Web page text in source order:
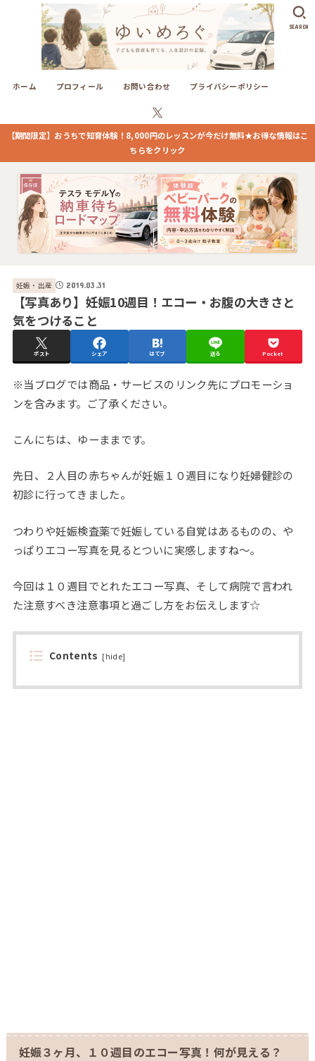
ホーム プロフィール お問い合わせ プライバシーポリシー
SEARCH
【期間限定】おうちで知育体験！8,000円のレッスンが今だけ無料★お得な情報はこ
ちらをクリック
妊娠・出産 2019.03.31
【写真あり】妊娠10週目！エコー・お腹の大きさと
気をつけること
ポスト シェア はてブ 送る Pocket
※当ブログでは商品・サービスのリンク先にプロモーショ
ンを含みます。ご了承ください。
こんにちは、ゆーままです。
先日、２人目の赤ちゃんが妊娠１０週目になり妊婦健診の
初診に行ってきました。
つわりや妊娠検査薬で妊娠している自覚はあるものの、や
っぱりエコー写真を見るとついに実感しますね～。
今回は１０週目でとれたエコー写真、そして病院で言われ
た注意すべき注意事項と過ごし方をお伝えします☆
Contents [hide]
妊娠３ヶ月、１０週目のエコー写真！何が見える？